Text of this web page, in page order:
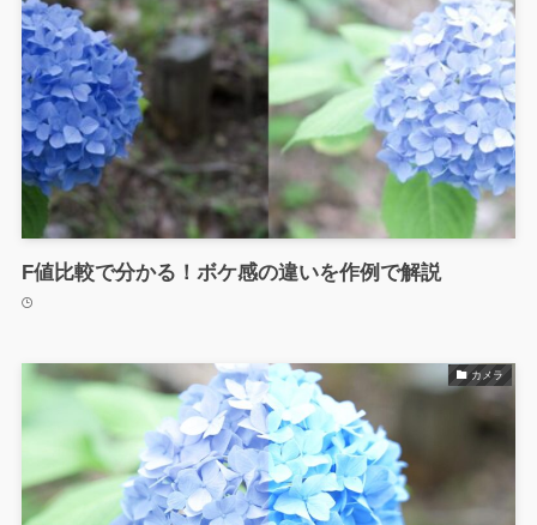
F値比較で分かる！ボケ感の違いを作例で解説
カメラ